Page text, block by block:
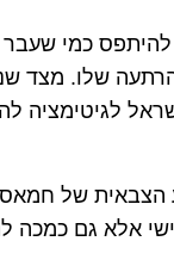
כמי שעבר
שלו. מצד
לגיטימציה
הצבאית של
אלא גם כמכה